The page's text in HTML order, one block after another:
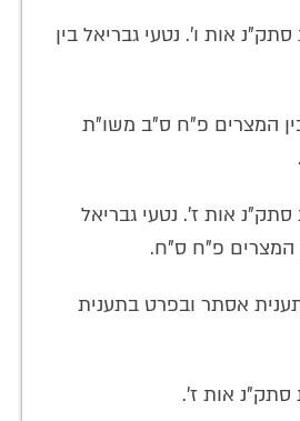
אות ו'. נטעי גבריאל בין
המצרים פ"ח ס"ב משו"ת
אות ז'. נטעי גבריאל
המצרים פ"ח ס"ח.
אסתר ובפרט בתענית
סתק"נ אות ז'.